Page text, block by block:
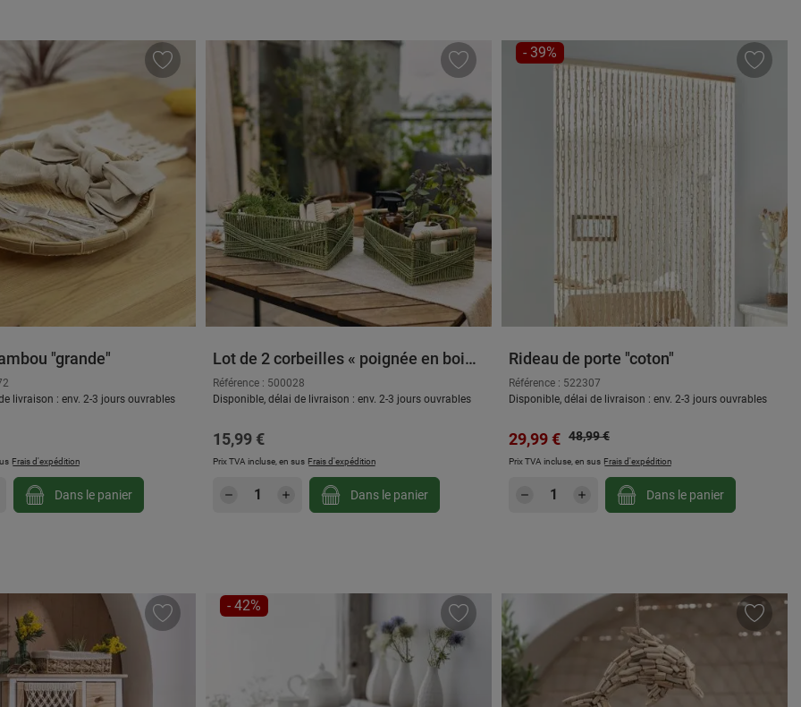
ou utilisez les boutons pour augmenter ou diminuer la quantité.
"grande"
livraison : env. 2-3 jours ouvrables
Frais d'expédition
de produit : Entrez la quantité souhaitée ou utilisez les boutons pour augmenter ou
Dans le panier
Lot de 2 corbeilles « poignée en bois
»
Référence : 500028
Disponible, délai de livraison : env. 2-3 jours ouvrables
Prix régulier :
15,99 €
Prix TVA incluse, en sus Frais d'expédition
Quantité de produit : Entrez la quantité souhaitée ou
Dans le panier
RÉDUCTION
- 39%
Rideau de porte "coton"
Référence : 522307
Disponible, délai de livraison : env. 2-3 jours ouvrables
Prix de vente :
29,99 € Prix régulier :
48,99 €
Prix TVA incluse, en sus Frais d'expédition
Quantité de produit : Entrez
Dans le panier
RÉDUCTION
- 42%